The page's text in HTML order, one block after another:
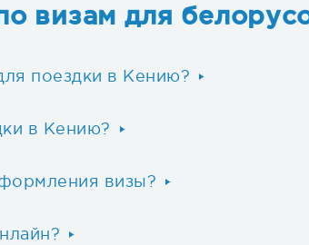
визам для
поездки в Кению?
в Кению?
визы?